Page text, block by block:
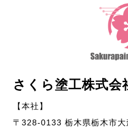
さくら塗工株式会
【本社】
〒328-0133 栃木県栃木市